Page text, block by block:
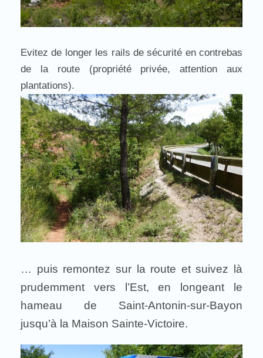
Evitez de longer les rails de sécurité en contrebas
de la route (propriété privée, attention aux
plantations).
… puis remontez sur la route et suivez là
prudemment vers l’Est, en longeant le
hameau de Saint-Antonin-sur-Bayon
jusqu’à la Maison Sainte-Victoire.